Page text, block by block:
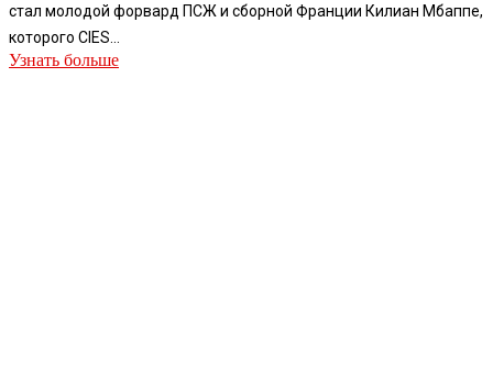
стал молодой форвард ПСЖ и сборной Франции Килиан Мбаппе,
которого CIES...
Узнать больше